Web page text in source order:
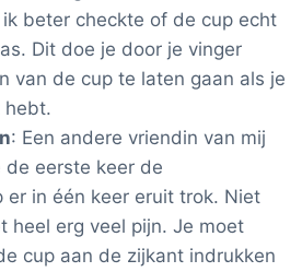
beter checkte of de cup echt
Dit doe je door je vinger
van de cup te laten gaan als je
hebt.
: Een andere vriendin van mij
eerste keer de
er in één keer eruit trok. Niet
heel erg veel pijn. Je moet
cup aan de zijkant indrukken